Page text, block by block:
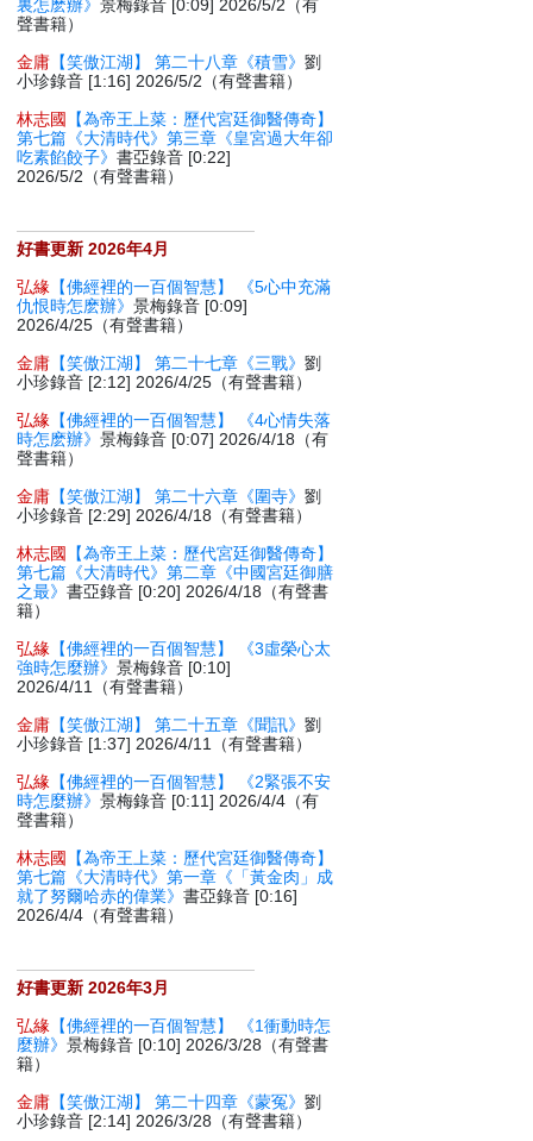
裏怎麽辦》景梅錄音 [0:09] 2026/5/2（有
聲書籍）
金庸 【笑傲江湖】 第二十八章《積雪》劉
小珍錄音 [1:16] 2026/5/2（有聲書籍）
林志國
【為帝王上菜：歷代宮廷御醫傳奇】
第七篇《大清時代》第三章《皇宮過大年卻
吃素餡餃子》書亞錄音 [0:22]
2026/5/2（有聲書籍）
好書更新 2026年4月
弘緣 【佛經裡的一百個智慧】 《5心中充滿
仇恨時怎麽辦》景梅錄音 [0:09]
2026/4/25（有聲書籍）
金庸 【笑傲江湖】 第二十七章《三戰》劉
小珍錄音 [2:12] 2026/4/25（有聲書籍）
弘緣 【佛經裡的一百個智慧】 《4心情失落
時怎麽辦》景梅錄音 [0:07] 2026/4/18（有
聲書籍）
金庸 【笑傲江湖】 第二十六章《圍寺》劉
小珍錄音 [2:29] 2026/4/18（有聲書籍）
林志國
【為帝王上菜：歷代宮廷御醫傳奇】
第七篇《大清時代》第二章《中國宮廷御膳
之最》書亞錄音 [0:20] 2026/4/18（有聲書
籍）
弘緣 【佛經裡的一百個智慧】 《3虛榮心太
強時怎麼辦》景梅錄音 [0:10]
2026/4/11（有聲書籍）
金庸 【笑傲江湖】 第二十五章《聞訊》劉
小珍錄音 [1:37] 2026/4/11（有聲書籍）
弘緣 【佛經裡的一百個智慧】 《2緊張不安
時怎麼辦》景梅錄音 [0:11] 2026/4/4（有
聲書籍）
林志國
【為帝王上菜：歷代宮廷御醫傳奇】
第七篇《大清時代》第一章《「黃金肉」成
就了努爾哈赤的偉業》書亞錄音 [0:16]
2026/4/4（有聲書籍）
好書更新 2026年3月
弘緣 【佛經裡的一百個智慧】 《1衝動時怎
麼辦》景梅錄音 [0:10] 2026/3/28（有聲書
籍）
金庸 【笑傲江湖】 第二十四章《蒙冤》劉
小珍錄音 [2:14] 2026/3/28（有聲書籍）